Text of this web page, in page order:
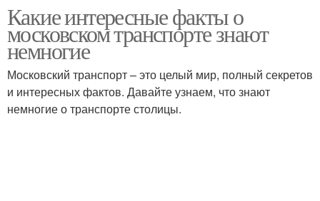
Какие интересные факты о
московском транспорте знают
немногие
Московский транспорт – это целый мир, полный секретов
и интересных фактов. Давайте узнаем, что знают
немногие о транспорте столицы.